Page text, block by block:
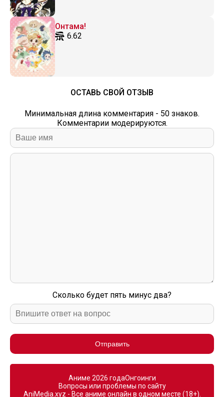
Онтама!
6.62
ОСТАВЬ СВОЙ ОТЗЫВ
Минимальная длина комментария - 50 знаков.
Комментарии модерируются.
Сколько будет пять минус два?
Отправить
Аниме 2026 годаОнгоинги
Вопросы или проблемы по сайту
AniMedia.xyz - Все аниме онлайн в одном месте (18+).